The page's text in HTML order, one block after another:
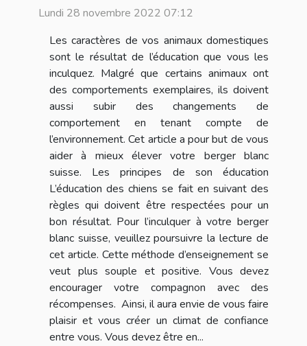
Lundi 28 novembre 2022 07:12
Les caractères de vos animaux domestiques
sont le résultat de l’éducation que vous les
inculquez. Malgré que certains animaux ont
des comportements exemplaires, ils doivent
aussi subir des changements de
comportement en tenant compte de
l’environnement. Cet article a pour but de vous
aider à mieux élever votre berger blanc
suisse. Les principes de son éducation
L’éducation des chiens se fait en suivant des
règles qui doivent être respectées pour un
bon résultat. Pour l’inculquer à votre berger
blanc suisse, veuillez poursuivre la lecture de
cet article. Cette méthode d’enseignement se
veut plus souple et positive. Vous devez
encourager votre compagnon avec des
récompenses. Ainsi, il aura envie de vous faire
plaisir et vous créer un climat de confiance
entre vous. Vous devez être en...